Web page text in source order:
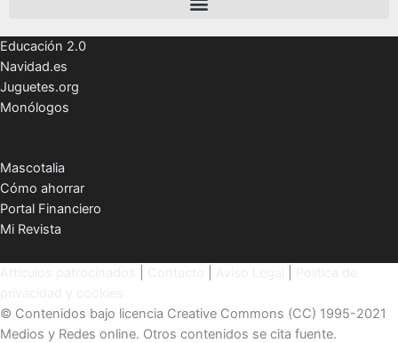
Educación 2.0
Navidad.es
Juguetes.org
Monólogos
Mascotalia
Cómo ahorrar
Portal Financiero
Mi Revista
© Contenidos bajo licencia Creative Commons (CC) 1995-2021
Medios y Redes online. Otros contenidos se cita fuente.